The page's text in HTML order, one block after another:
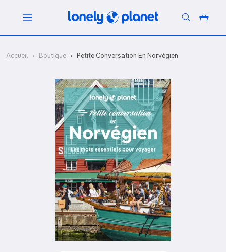
Menu
Votre recherche
Accueil Boutique Petite Conversation En Norvégien